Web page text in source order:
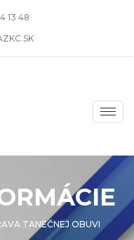
13 48
TANEČNEJ OBUVI